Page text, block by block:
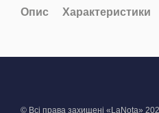
Опис Характеристики
© Всі права захищені «LaNota»